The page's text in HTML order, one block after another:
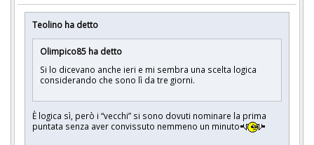
Teolino ha detto
Olimpico85 ha detto
Si lo dicevano anche ieri e mi sembra una scelta logica
considerando che sono lì da tre giorni.
È logica sì, però i “vecchi” si sono dovuti nominare la prima
puntata senza aver convissuto nemmeno un minuto